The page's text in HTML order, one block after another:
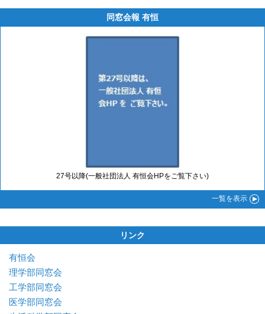
同窓会報 有恒
27号以降(一般社団法人 有恒会HPをご覧下さい)
一覧を表示
リンク
有恒会
理学部同窓会
工学部同窓会
医学部同窓会